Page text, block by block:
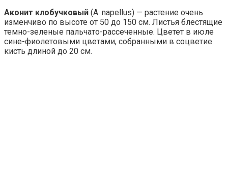
Аконит клобучковый (A. napellus) — растение очень
изменчиво по высоте от 50 до 150 см. Листья блестящие
темно-зеленые пальчато-рассеченные. Цветет в июле
сине-фиолетовыми цветами, собранными в соцветие
кисть длиной до 20 см.